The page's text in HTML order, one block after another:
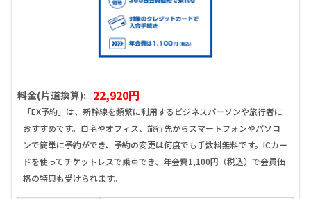
料金(片道換算): 22,920円
「EX予約」は、新幹線を頻繁に利用するビジネスパーソンや旅行者に
おすすめです。自宅やオフィス、旅行先からスマートフォンやパソコ
ンで簡単に予約ができ、予約の変更は何度でも手数料無料です。ICカー
ドを使ってチケットレスで乗車でき、年会費1,100円（税込）で会員価
格の特典も受けられます。